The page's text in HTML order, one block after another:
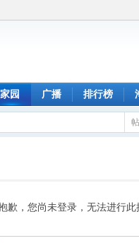
家园 广播 排行榜
歉，您尚未登录，无法进行此